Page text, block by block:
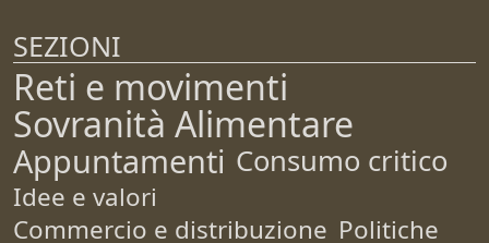
SEZIONI
Reti e movimenti
Sovranità Alimentare
Appuntamenti Consumo critico
Idee e valori
Commercio e distribuzione Politiche